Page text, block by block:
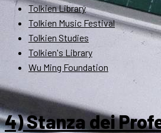
Tolkien Library
Tolkien Music Festival
Tolkien Studies
Tolkien's Library
Wu Ming Foundation
4) Stanza dei